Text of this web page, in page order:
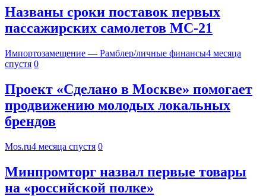
Названы сроки поставок первых
пассажирских самолетов МС-21
Импортозамещение — Рамблер/личные финансы4 месяца
спустя 0
Проект «Сделано в Москве» помогает
продвижению молодых локальных
брендов
Mos.ru4 месяца спустя 0
Минпромторг назвал первые товары
на «российской полке»